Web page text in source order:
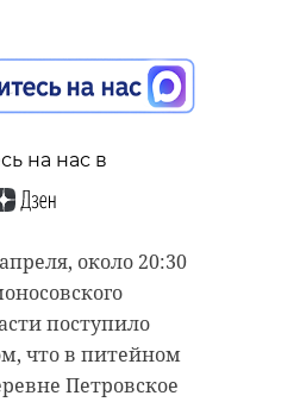
на нас в
около 20:30
поступило
что в питейном
Петровское